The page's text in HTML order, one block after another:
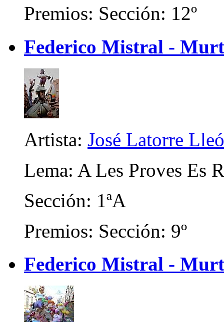
Premios: Sección: 12º
Federico Mistral -
Artista: José Latorre
Lema: A Les Proves Es
Sección: 1ªA
Premios: Sección: 9º
Federico Mistral -